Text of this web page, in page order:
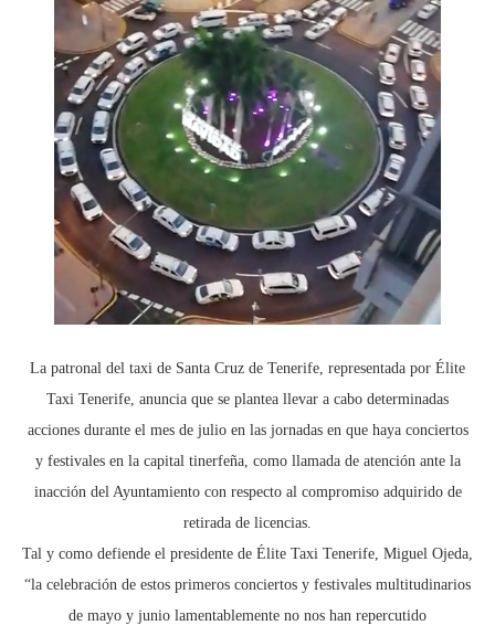
La patronal del taxi de Santa Cruz de Tenerife, representada por Élite
Taxi Tenerife, anuncia que se plantea llevar a cabo determinadas
acciones durante el mes de julio en las jornadas en que haya conciertos
y festivales en la capital tinerfeña, como llamada de atención ante la
inacción del Ayuntamiento con respecto al compromiso adquirido de
retirada de licencias.
Tal y como defiende el presidente de Élite Taxi Tenerife, Miguel Ojeda,
“la celebración de estos primeros conciertos y festivales multitudinarios
de mayo y junio lamentablemente no nos han repercutido